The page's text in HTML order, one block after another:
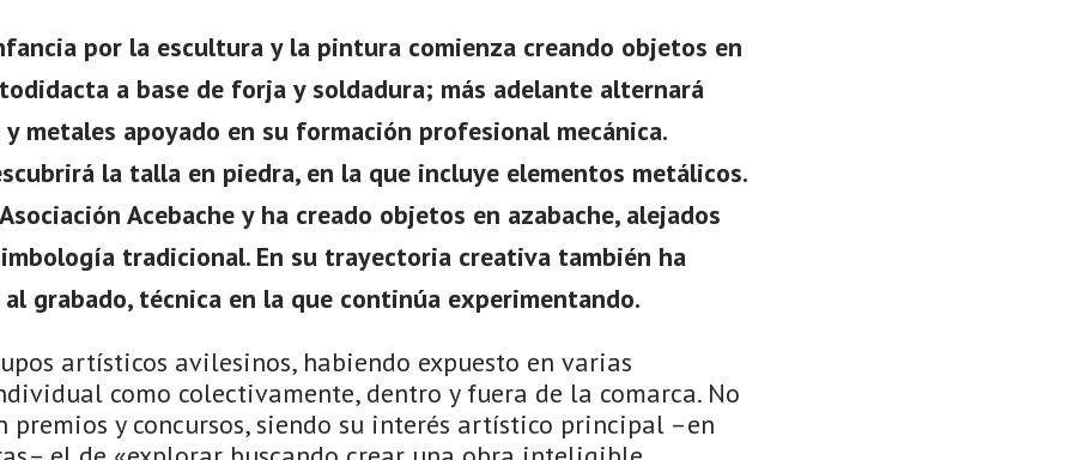
por la escultura y la pintura comienza creando objetos en
a base de forja y soldadura; más adelante alternará
metales apoyado en su formación profesional mecánica.
la talla en piedra, en la que incluye elementos metálicos.
Acebache y ha creado objetos en azabache, alejados
tradicional. En su trayectoria creativa también ha
grabado, técnica en la que continúa experimentando.
artísticos avilesinos, habiendo expuesto en varias
como colectivamente, dentro y fuera de la comarca. No
y concursos, siendo su interés artístico principal –en